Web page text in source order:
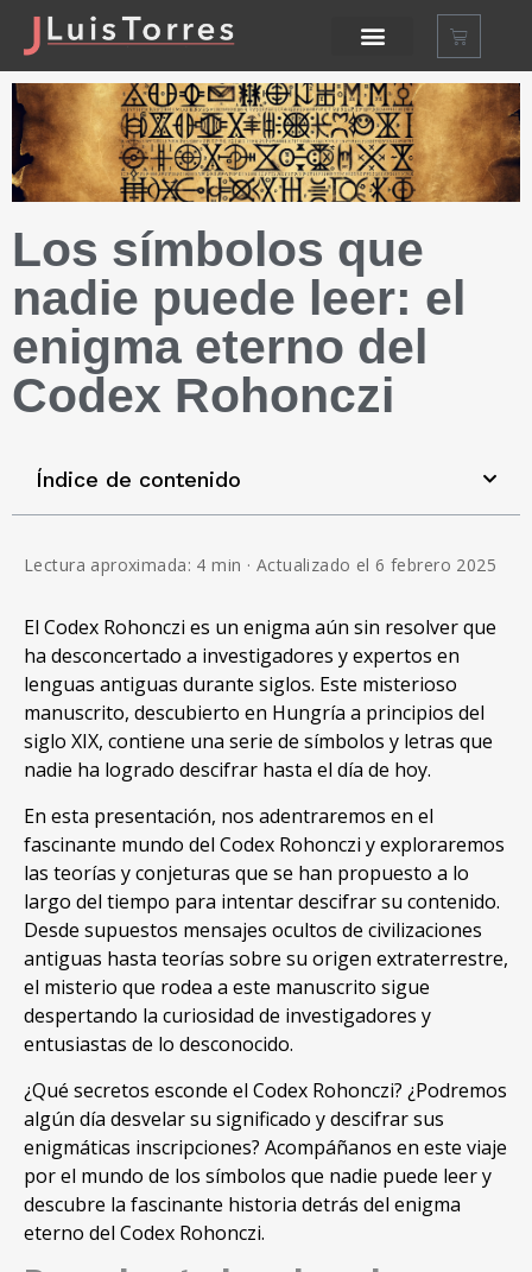
Los símbolos que
nadie puede leer: el
enigma eterno del
Codex Rohonczi
Índice de contenido
Lectura aproximada: 4 min · Actualizado el 6 febrero 2025
El Codex Rohonczi es un enigma aún sin resolver que
ha desconcertado a investigadores y expertos en
lenguas antiguas durante siglos. Este misterioso
manuscrito, descubierto en Hungría a principios del
siglo XIX, contiene una serie de símbolos y letras que
nadie ha logrado descifrar hasta el día de hoy.
En esta presentación, nos adentraremos en el
fascinante mundo del Codex Rohonczi y exploraremos
las teorías y conjeturas que se han propuesto a lo
largo del tiempo para intentar descifrar su contenido.
Desde supuestos mensajes ocultos de civilizaciones
antiguas hasta teorías sobre su origen extraterrestre,
el misterio que rodea a este manuscrito sigue
despertando la curiosidad de investigadores y
entusiastas de lo desconocido.
¿Qué secretos esconde el Codex Rohonczi? ¿Podremos
algún día desvelar su significado y descifrar sus
enigmáticas inscripciones? Acompáñanos en este viaje
por el mundo de los símbolos que nadie puede leer y
descubre la fascinante historia detrás del enigma
eterno del Codex Rohonczi.